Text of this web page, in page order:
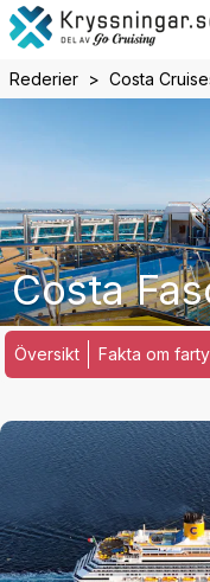
Rederier Costa
Costa
Översikt Fakta om